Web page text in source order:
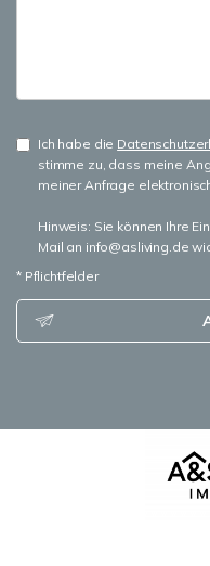
Ich habe die
stimme zu, dass meine
meiner Anfrage
Hinweis: Sie können Ihre
Mail an info@asliving.de
* Pflichtfelder